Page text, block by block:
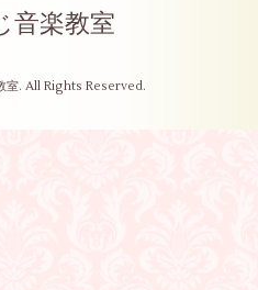
音楽教室
室. All Rights Reserved.